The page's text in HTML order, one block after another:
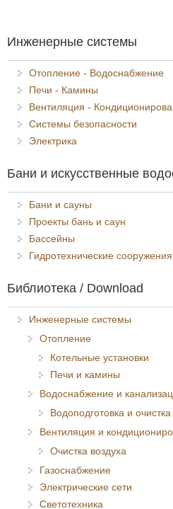
Инженерные системы
Отопление - Водоснабжение
Печи - Камины
Вентиляция -
Системы безопасности
Электрика
Бани и искусственные
Бани и сауны
Проекты бань и саун
Бассейны
Гидротехнические сооружения
Библиотека / Download
Инженерные системы
Отопление
Котельные установки
Печи и камины
Водоснабжение и
Водоподготовка и
Вентиляция и
Очистка воздуха
Газоснабжение
Электрические сети
Светотехника